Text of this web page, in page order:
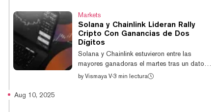
señales mixtas, hay pocos criptoactivos de
riesgo que muestran signos de fortaleza:
Ethereum, Solana, y el pilar DeFi Chainlink.
Primero, el panorama general: La
publicación de las actas de la reunión de
julio del...
Markets
Solana y Chainlink Lideran Rally
Cripto Con Ganancias de Dos
Dígitos
Solana y Chainlink estuvieron entre las
mayores ganadoras el martes tras un dato
de inflación más frío de lo esperado que dio
by Vismaya V·3 min lectura
Aug 10, 2025